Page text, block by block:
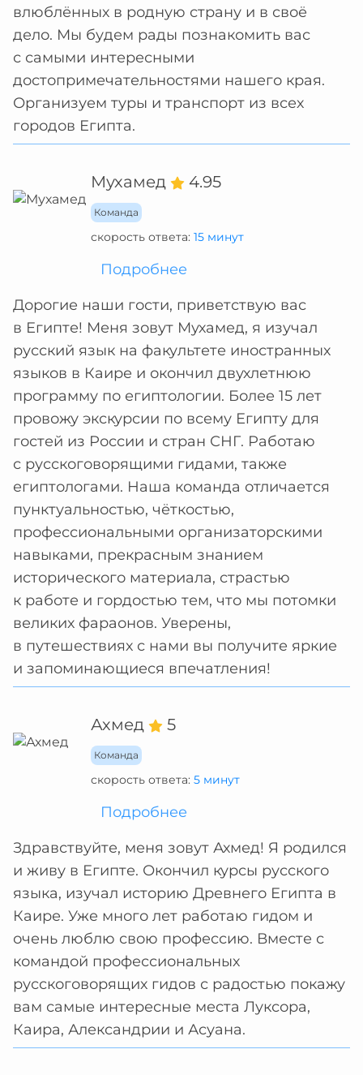
влюблённых в родную страну и в своё
дело. Мы будем рады познакомить вас
с самыми интересными
достопримечательностями нашего края.
Организуем туры и транспорт из всех
городов Египта.
Мухамед 4.95
Команда
скорость ответа: 15 минут
Подробнее
Дорогие наши гости, приветствую вас
в Египте! Меня зовут Мухамед, я изучал
русский язык на факультете иностранных
языков в Каире и окончил двухлетнюю
программу по египтологии. Более 15 лет
провожу экскурсии по всему Египту для
гостей из России и стран СНГ. Работаю
с русскоговорящими гидами, также
египтологами. Наша команда отличается
пунктуальностью, чёткостью,
профессиональными организаторскими
навыками, прекрасным знанием
исторического материала, страстью
к работе и гордостью тем, что мы потомки
великих фараонов. Уверены,
в путешествиях с нами вы получите яркие
и запоминающиеся впечатления!
Ахмед 5
Команда
скорость ответа: 5 минут
Подробнее
Здравствуйте, меня зовут Ахмед! Я родился
и живу в Египте. Окончил курсы русского
языка, изучал историю Древнего Египта в
Каире. Уже много лет работаю гидом и
очень люблю свою профессию. Вместе с
командой профессиональных
русскоговорящих гидов с радостью покажу
вам самые интересные места Луксора,
Каира, Александрии и Асуана.